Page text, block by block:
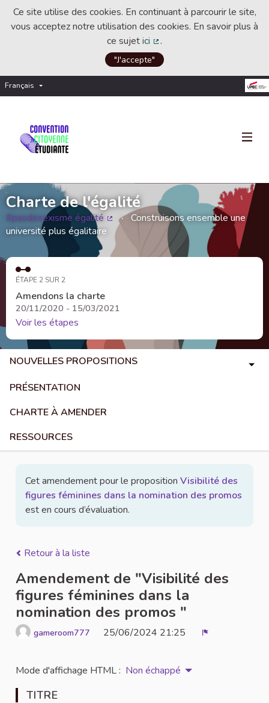
Ce site utilise des cookies. En continuant à parcourir le site,
vous acceptez notre utilisation des cookies. En savoir plus à
ce sujetici
(Lien externe)
.
"J'accepte"
Français Choisir la langue
Charte de l'égalité
#pasdesexisme égalité
(Lien externe)
Construisons ensemble une
université plus égalitaire
ÉTAPE 2 SUR 2
Amendons la charte
20/11/2020 - 15/03/2021
Voir les étapes
NOUVELLES PROPOSITIONS
PRÉSENTATION
CHARTE À AMENDER
RESSOURCES
Cet amendement pour le proposition Visibilité des
figures féminines dans la nomination des promos
est en cours d’évaluation.
Retour à la liste
Amendement de "Visibilité des
figures féminines dans la
nomination des promos "
gameroom777 25/06/2024 21:25
Mode d'affichage HTML : Non échappé
TITRE